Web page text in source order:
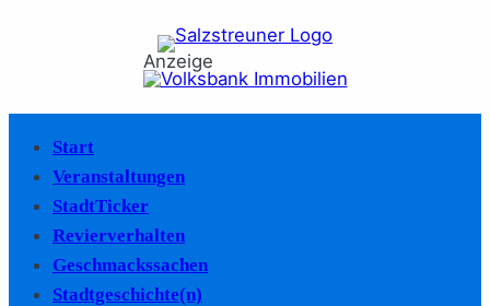
Anzeige
Start
Veranstaltungen
StadtTicker
Revierverhalten
Geschmackssachen
Stadtgeschichte(n)